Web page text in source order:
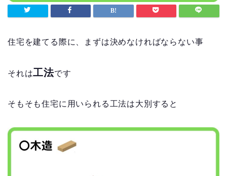
住宅を建てる際に、まずは決めなければならない事
それは工法です
そもそも住宅に用いられる工法は大別すると